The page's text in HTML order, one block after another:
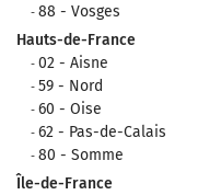
88 - Vosges
Hauts-de-France
02 - Aisne
59 - Nord
60 - Oise
62 - Pas-de-Calais
80 - Somme
Île-de-France